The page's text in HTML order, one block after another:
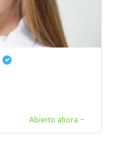
Abierto ahora ~